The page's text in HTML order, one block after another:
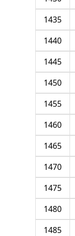
1435
1440
1445
1450
1455
1460
1465
1470
1475
1480
1485